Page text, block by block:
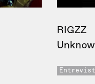
RIGZZ